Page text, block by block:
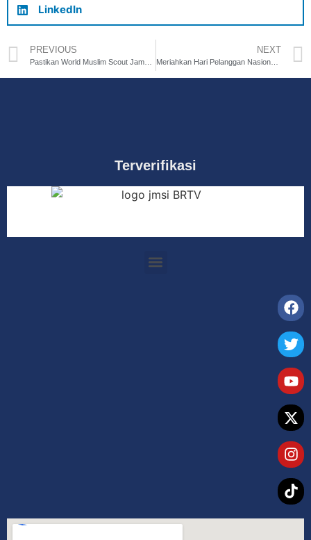
LinkedIn
PREVIOUS NEXT
Meriahkan Hari Pelanggan Nasional, PLN Gelar Lomba Masak dengan Kompor Listrik
Terverifikasi